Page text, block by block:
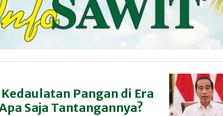
Pangan di Era
Saja Tantangannya?